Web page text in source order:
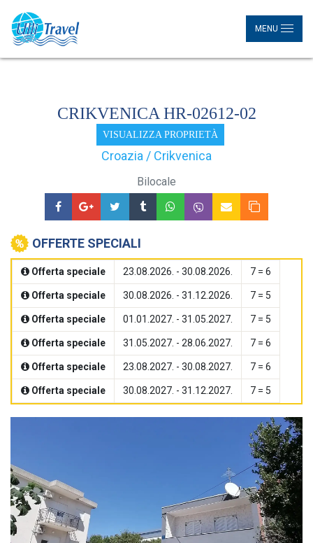
MENU
CRIKVENICA HR-02612-02
VISUALIZZA PROPRIETÀ
Croazia / Crikvenica
Bilocale
OFFERTE SPECIALI
Offerta speciale 23.08.2026. - 30.08.2026. 7 = 6
Offerta speciale 30.08.2026. - 31.12.2026. 7 = 5
Offerta speciale 01.01.2027. - 31.05.2027. 7 = 5
Offerta speciale 31.05.2027. - 28.06.2027. 7 = 6
Offerta speciale 23.08.2027. - 30.08.2027. 7 = 6
Offerta speciale 30.08.2027. - 31.12.2027. 7 = 5